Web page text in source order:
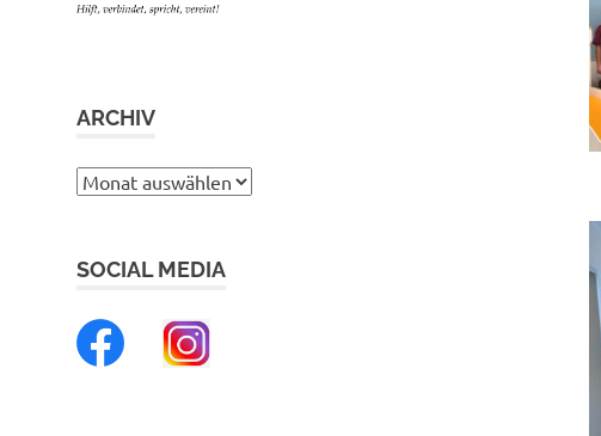
ARCHIV
Archiv
SOCIAL MEDIA